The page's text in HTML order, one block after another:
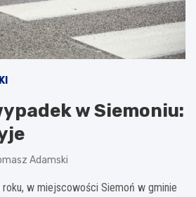
w Siemoniu:
Adamski
w miejscowości Siemoń w gminie